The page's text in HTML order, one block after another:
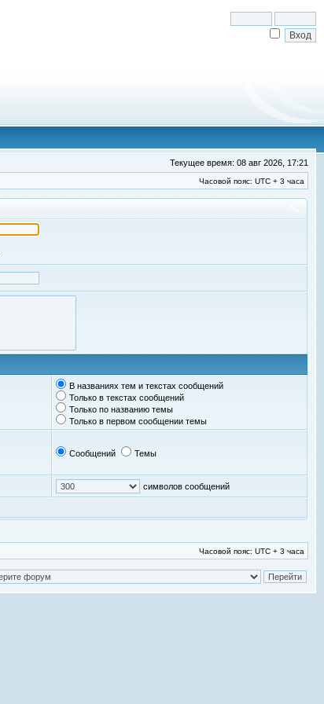
Текущее время: 08 авг 2026, 17:21
Часовой пояс: UTC + 3 часа
В названиях тем и текстах сообщений
Только в текстах сообщений
Только по названию темы
Только в первом сообщении темы
Сообщений Темы
символов сообщений
Часовой пояс: UTC + 3 часа